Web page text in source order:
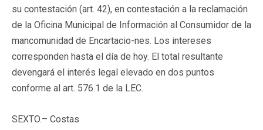
su contestación (art. 42), en contestación a la reclamación
de la Oficina Municipal de Información al Consumidor de la
mancomunidad de Encartacio-nes. Los intereses
corresponden hasta el día de hoy. El total resultante
devengará el interés legal elevado en dos puntos
conforme al art. 576.1 de la LEC.
SEXTO.– Costas